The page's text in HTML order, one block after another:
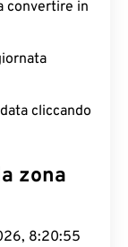
convertire in
cliccando
zona
8:20:56